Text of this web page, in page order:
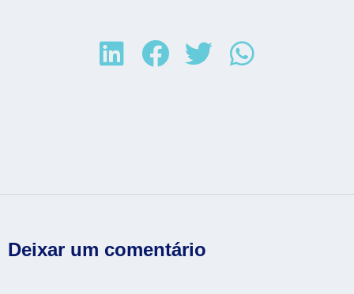
Deixar um comentário